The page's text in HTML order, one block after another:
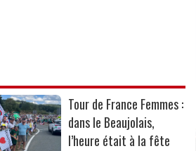
Tour de France Femmes :
dans le Beaujolais,
l’heure était à la fête